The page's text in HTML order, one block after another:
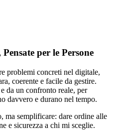
Pensate per le Persone
problemi concreti nel digitale,
coerente e facile da gestire.
da un confronto reale, per
davvero e durano nel tempo.
semplificare: dare ordine alle
e sicurezza a chi mi sceglie.